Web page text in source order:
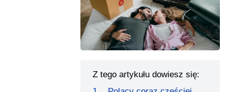
Z tego artykułu dowiesz się: